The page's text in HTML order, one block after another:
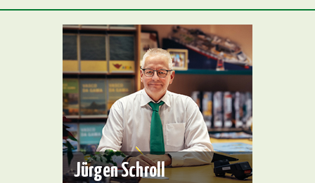
Jürgen Schroll